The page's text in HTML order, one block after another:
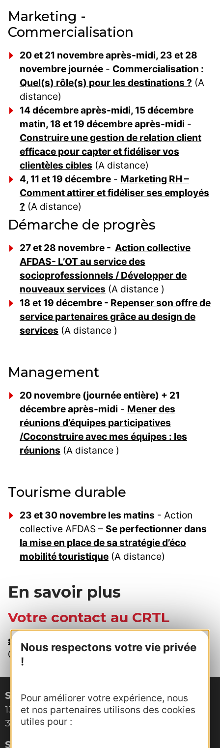
Nous respectons votre vie privée
!
Pour améliorer votre expérience, nous
et nos partenaires utilisons des cookies
utiles pour :
Marketing -
Commercialisation
20 et 21 novembre après-midi, 23 et 28
novembre journée - Commercialisation :
Quel(s) rôle(s) pour les destinations ? (A
distance)
14 décembre après-midi, 15 décembre
matin, 18 et 19 décembre après-midi -
Construire une gestion de relation client
efficace pour capter et fidéliser vos
clientèles cibles (A distance)
4, 11 et 19 décembre - Marketing RH –
Comment attirer et fidéliser ses employés
? (A distance)
Démarche de progrès
27 et 28 novembre - Action collective
AFDAS- L’OT au service des
socioprofessionnels / Développer de
nouveaux services (A distance )
18 et 19 décembre - Repenser son offre de
service partenaires grâce au design de
services (A distance )
Management
20 novembre (journée entière) + 21
décembre après-midi - Mener des
réunions d’équipes participatives
/Coconstruire avec mes équipes : les
réunions (A distance )
Tourisme durable
23 et 30 novembre les matins - Action
collective AFDAS – Se perfectionner dans
la mise en place de sa stratégie d’éco
mobilité touristique (A distance)
En savoir plus
Votre contact au CRTL
sylvie.bonnefoy@crtoccitanie.fr
04 30 63 84 25
Site de Montpellier
132, boulevard Pénélope
34000 Montpellier
Site de Toulouse